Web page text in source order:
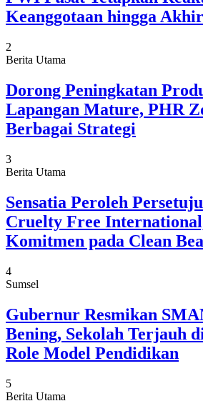
Keanggotaan hingga
2
Berita Utama
Dorong Peningkatan
Lapangan Mature, PHR
Berbagai Strategi
3
Berita Utama
Sensatia Peroleh
Cruelty Free
Komitmen pada Clean
4
Sumsel
Gubernur Resmikan
Bening, Sekolah Terjauh
Role Model Pendidikan
5
Berita Utama